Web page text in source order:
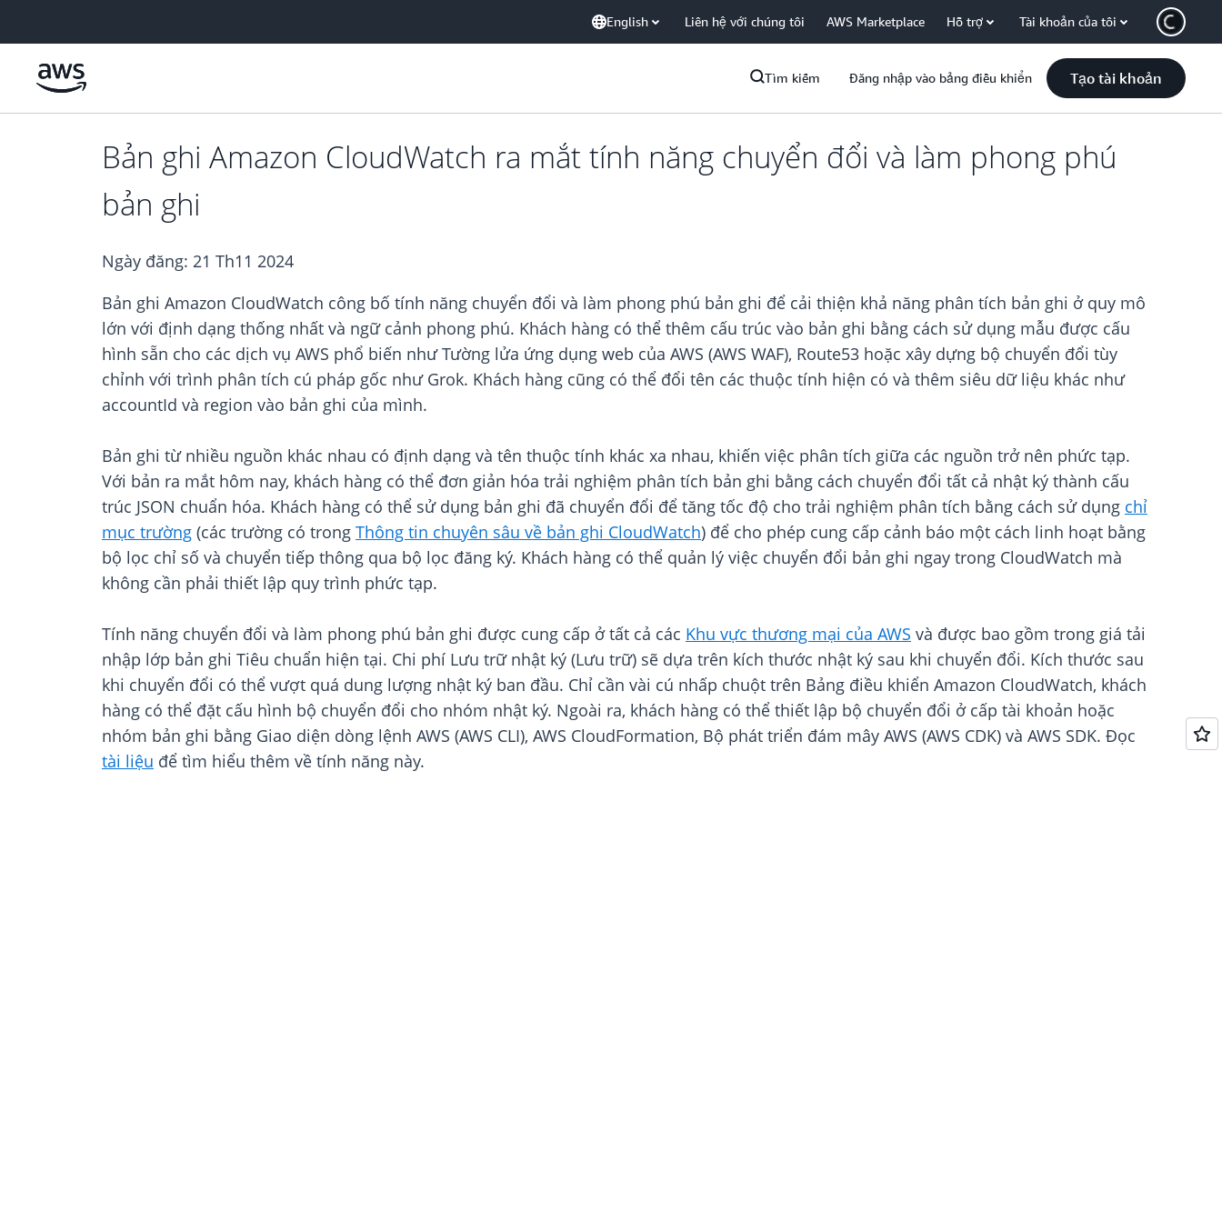
English Liên hệ với chúng tôi AWS Marketplace Hỗ trợ Tài khoản của tôi
Tìm kiếm Đăng nhập vào bảng điều khiển Tạo tài khoản
Bản ghi Amazon CloudWatch ra mắt tính năng chuyển đổi và làm phong phú
bản ghi
Ngày đăng: 21 Th11 2024
Bản ghi Amazon CloudWatch công bố tính năng chuyển đổi và làm phong phú bản ghi để cải thiện khả năng phân tích bản ghi ở quy mô
lớn với định dạng thống nhất và ngữ cảnh phong phú. Khách hàng có thể thêm cấu trúc vào bản ghi bằng cách sử dụng mẫu được cấu
hình sẵn cho các dịch vụ AWS phổ biến như Tường lửa ứng dụng web của AWS (AWS WAF), Route53 hoặc xây dựng bộ chuyển đổi tùy
chỉnh với trình phân tích cú pháp gốc như Grok. Khách hàng cũng có thể đổi tên các thuộc tính hiện có và thêm siêu dữ liệu khác như
accountId và region vào bản ghi của mình.
Bản ghi từ nhiều nguồn khác nhau có định dạng và tên thuộc tính khác xa nhau, khiến việc phân tích giữa các nguồn trở nên phức tạp.
Với bản ra mắt hôm nay, khách hàng có thể đơn giản hóa trải nghiệm phân tích bản ghi bằng cách chuyển đổi tất cả nhật ký thành cấu
trúc JSON chuẩn hóa. Khách hàng có thể sử dụng bản ghi đã chuyển đổi để tăng tốc độ cho trải nghiệm phân tích bằng cách sử dụng chỉ
mục trường (các trường có trong Thông tin chuyên sâu về bản ghi CloudWatch) để cho phép cung cấp cảnh báo một cách linh hoạt bằng
bộ lọc chỉ số và chuyển tiếp thông qua bộ lọc đăng ký. Khách hàng có thể quản lý việc chuyển đổi bản ghi ngay trong CloudWatch mà
không cần phải thiết lập quy trình phức tạp.
Tính năng chuyển đổi và làm phong phú bản ghi được cung cấp ở tất cả các Khu vực thương mại của AWS và được bao gồm trong giá tải
nhập lớp bản ghi Tiêu chuẩn hiện tại. Chi phí Lưu trữ nhật ký (Lưu trữ) sẽ dựa trên kích thước nhật ký sau khi chuyển đổi. Kích thước sau
khi chuyển đổi có thể vượt quá dung lượng nhật ký ban đầu. Chỉ cần vài cú nhấp chuột trên Bảng điều khiển Amazon CloudWatch, khách
hàng có thể đặt cấu hình bộ chuyển đổi cho nhóm nhật ký. Ngoài ra, khách hàng có thể thiết lập bộ chuyển đổi ở cấp tài khoản hoặc
nhóm bản ghi bằng Giao diện dòng lệnh AWS (AWS CLI), AWS CloudFormation, Bộ phát triển đám mây AWS (AWS CDK) và AWS SDK. Đọc
tài liệu để tìm hiểu thêm về tính năng này.